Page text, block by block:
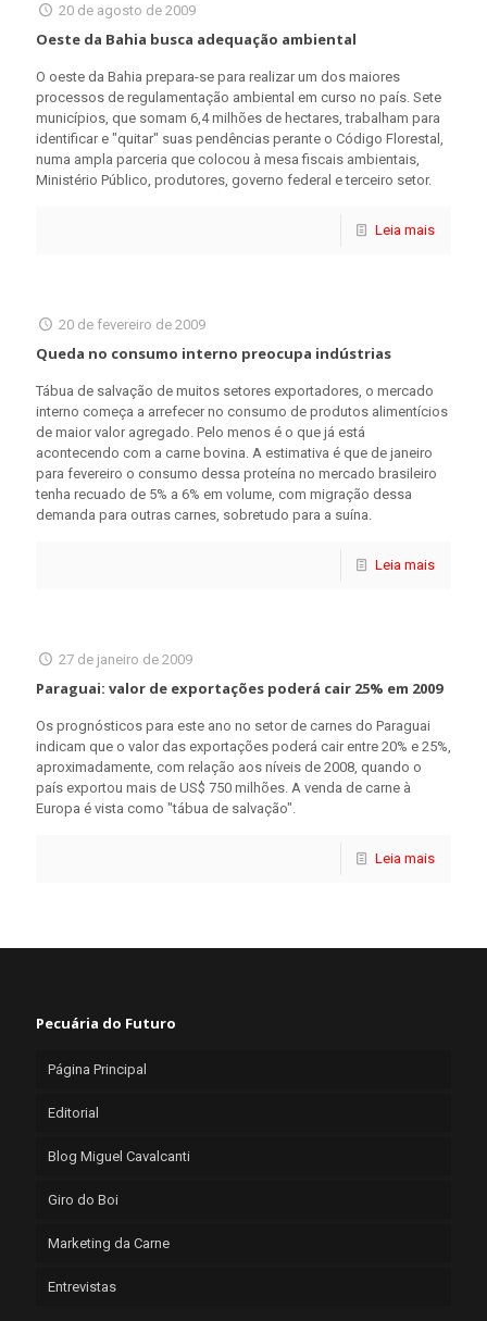
20 de agosto de 2009
Oeste da Bahia busca adequação ambiental
O oeste da Bahia prepara-se para realizar um dos maiores
processos de regulamentação ambiental em curso no país. Sete
municípios, que somam 6,4 milhões de hectares, trabalham para
identificar e "quitar" suas pendências perante o Código Florestal,
numa ampla parceria que colocou à mesa fiscais ambientais,
Ministério Público, produtores, governo federal e terceiro setor.
Leia mais
20 de fevereiro de 2009
Queda no consumo interno preocupa indústrias
Tábua de salvação de muitos setores exportadores, o mercado
interno começa a arrefecer no consumo de produtos alimentícios
de maior valor agregado. Pelo menos é o que já está
acontecendo com a carne bovina. A estimativa é que de janeiro
para fevereiro o consumo dessa proteína no mercado brasileiro
tenha recuado de 5% a 6% em volume, com migração dessa
demanda para outras carnes, sobretudo para a suína.
Leia mais
27 de janeiro de 2009
Paraguai: valor de exportações poderá cair 25% em 2009
Os prognósticos para este ano no setor de carnes do Paraguai
indicam que o valor das exportações poderá cair entre 20% e 25%,
aproximadamente, com relação aos níveis de 2008, quando o
país exportou mais de US$ 750 milhões. A venda de carne à
Europa é vista como "tábua de salvação".
Leia mais
Pecuária do Futuro
Página Principal
Editorial
Blog Miguel Cavalcanti
Giro do Boi
Marketing da Carne
Entrevistas